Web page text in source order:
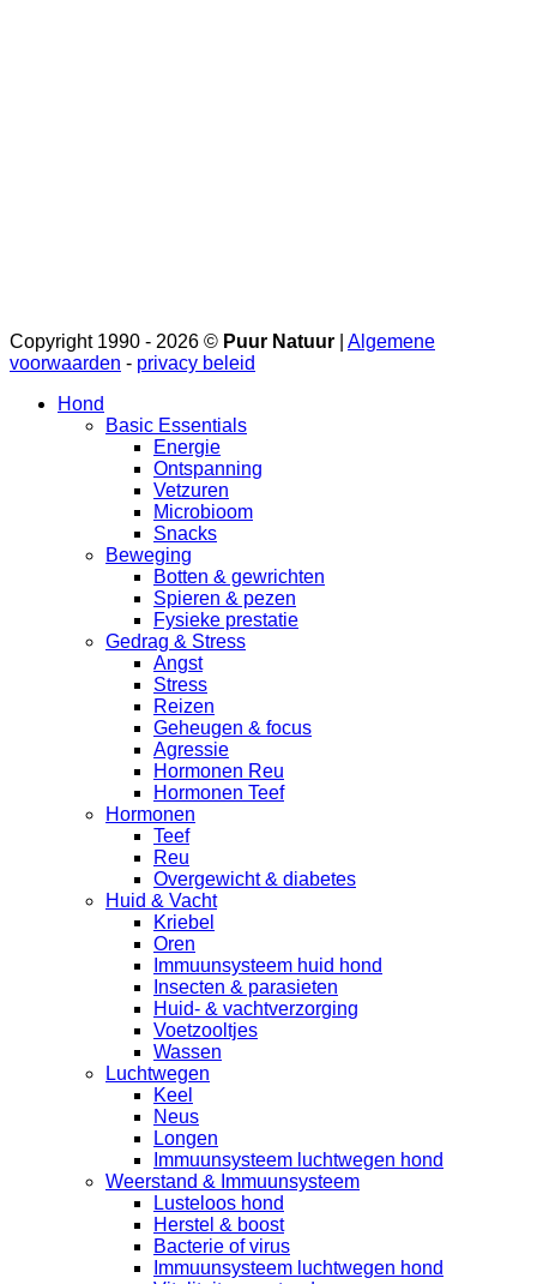
Copyright 1990 - 2026 © Puur Natuur
Algemene
voorwaarden - privacy beleid
Hond
Basic Essentials
Energie
Ontspanning
Vetzuren
Microbioom
Snacks
Beweging
Botten & gewrichten
Spieren & pezen
Fysieke prestatie
Gedrag & Stress
Angst
Stress
Reizen
Geheugen & focus
Agressie
Hormonen Reu
Hormonen Teef
Hormonen
Teef
Reu
Overgewicht & diabetes
Huid & Vacht
Kriebel
Oren
Immuunsysteem huid hond
Insecten & parasieten
Huid- & vachtverzorging
Voetzooltjes
Wassen
Luchtwegen
Keel
Neus
Longen
Immuunsysteem luchtwegen hond
Weerstand & Immuunsysteem
Lusteloos hond
Herstel & boost
Bacterie of virus
Immuunsysteem luchtwegen hond